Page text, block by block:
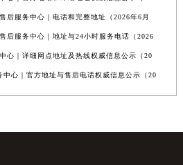
后服务中心｜电话和完整地址（2026年6月
后服务中心｜地址与24小时服务电话（2026
心｜详细网点地址及热线权威信息公示（20
中心｜官方地址与售后电话权威信息公示（20